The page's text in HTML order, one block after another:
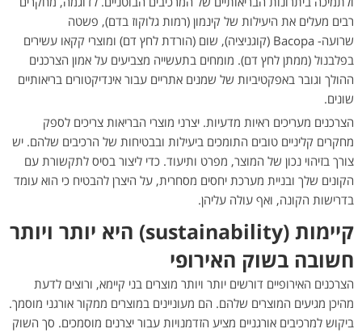
רבים מעלים את היעילות של קינמון (רמות גלוקוז בדם), פשטה
שרועה- Bacopa (קוגניציה), שום (הורדת לחץ דם) ומוצרי קקאו עשירים
בפלבנול (ממתן לחץ דם). מומחים בתעשייה מצביעים על אמון הצרכנים
ההולך וגובר באפקטיביות של שמנים אתריים עבור אינדיקטורים בריאותיים
שונים.
הצרכנים מעריכים ראיות מדעיות. יצרני מוצרי הבריאות צריכים לספק
מחקרים קליניים טובים התומכים ביעילות ובבטיחות של הרכיבים שלהם. יש
צורך בזיהוי נכון של המוצר, מפרט ותיעוד. כדי ליצור בסיס לתקשורת עם
הקונים שלך ובניית מערכת יחסים מסחרית, על היצרן להבטיח כי הוא עומד
בדרישות הקונה, ואף עולה עליהן.
קיימות (sustainability) היא יותר ויותר
חשובה בשוק האירופי
הצרכנים האירופיים דורשים יותר ויותר מוצרים בני קיימא, ורוצים לדעת
מהיכן מגיעים המוצרים שלהם. הם מעוניינים במוצרים ממקור אורגני מוסמך.
ביקוש למרכיבים אורגניים מציע הזדמנויות עבור יצרנים מוסמכים. סך השוק